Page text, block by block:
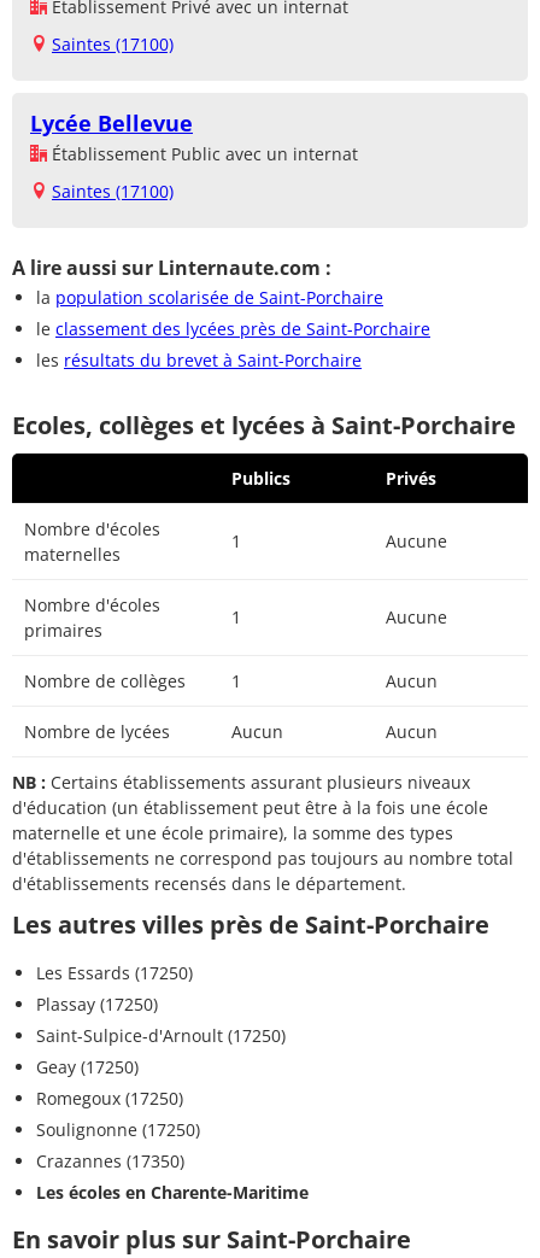
Établissement Privé avec un internat
Saintes (17100)
Lycée Bellevue
Établissement Public avec un internat
Saintes (17100)
A lire aussi sur Linternaute.com :
la population scolarisée de Saint-Porchaire
le classement des lycées près de Saint-Porchaire
les résultats du brevet à Saint-Porchaire
Ecoles, collèges et lycées à Saint-Porchaire
Publics Privés
Nombre d'écoles
maternelles
1 Aucune
Nombre d'écoles
primaires
1 Aucune
Nombre de collèges 1 Aucun
Nombre de lycées Aucun Aucun
NB : Certains établissements assurant plusieurs niveaux
d'éducation (un établissement peut être à la fois une école
maternelle et une école primaire), la somme des types
d'établissements ne correspond pas toujours au nombre total
d'établissements recensés dans le département.
Les autres villes près de Saint-Porchaire
Les Essards (17250)
Plassay (17250)
Saint-Sulpice-d'Arnoult (17250)
Geay (17250)
Romegoux (17250)
Soulignonne (17250)
Crazannes (17350)
Les écoles en Charente-Maritime
En savoir plus sur Saint-Porchaire